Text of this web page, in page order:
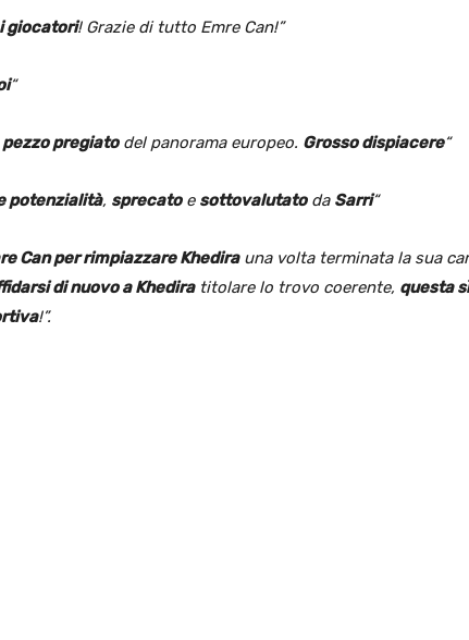
giocatori! Grazie di tutto Emre Can!”
“
pezzo pregiatodel panorama europeo. Grosso dispiacere“
potenzialità, sprecatoe sottovalutatoda Sarri“
Can per rimpiazzare Khedirauna volta terminata la sua
di nuovo a Khediratitolare lo trovo coerente, questa
!”.